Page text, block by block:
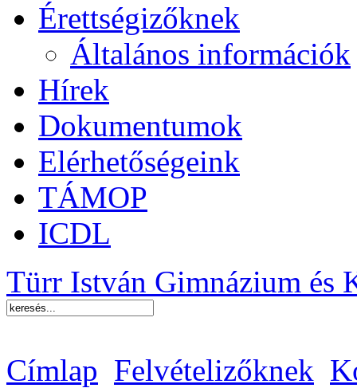
Érettségizőknek
Általános információk
Hírek
Dokumentumok
Elérhetőségeink
TÁMOP
ICDL
Türr István Gimnázium és
Címlap Felvételizőknek